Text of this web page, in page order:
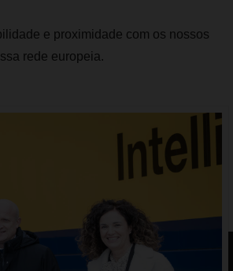
e proximidade com os nossos
rede europeia.